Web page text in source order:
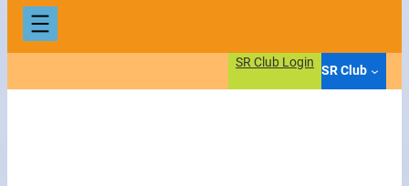
SR Club Login
SR Club